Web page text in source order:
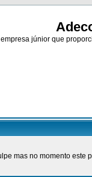
júnior que
mas no momento este